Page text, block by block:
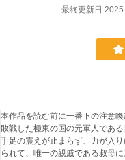
最終更新日
本作品を読む前に一番下の注意
敗戦した極東の国の元軍人であ
手足の震えが止まらず、力が入
られて、唯一の親戚である叔母